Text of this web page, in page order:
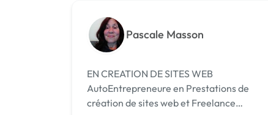
Pascale Masson
EN CREATION DE SITES WEB
AutoEntrepreneure en Prestations de
création de sites web et Freelance